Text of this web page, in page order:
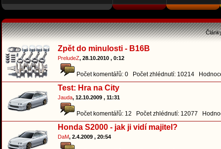
Zpět do minulosti - B16B
PreludeZ, 28.10.2010 , 0:12
Počet komentářů: 0 Počet zhlédnutí: 10214
Test: Hra na City
Jauda, 12.10.2009 , 11:31
Počet komentářů: 12 Počet zhlédnutí: 12077
Honda S2000 - jak ji vidí majitel?
DaM, 2.4.2009 , 20:54